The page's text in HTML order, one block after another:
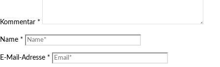
Kommentar *
Name *
E-Mail-Adresse *